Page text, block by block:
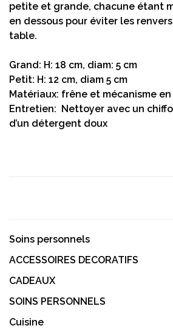
petite et grande, chacune étant
en dessous pour éviter les
table.
Grand: H: 18 cm, diam: 5 cm
Petit: H: 12 cm, diam 5 cm
Matériaux: frêne et mécanisme
Entretien: Nettoyer avec un
d’un détergent doux
Soins personnels
ACCESSOIRES DECORATIFS
CADEAUX
SOINS PERSONNELS
Cuisine